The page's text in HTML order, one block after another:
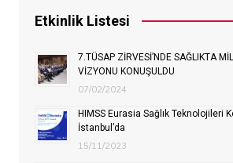
Etkinlik Listesi
7.TÜSAP ZİRVESİ’NDE SAĞLIKTA
VİZYONU KONUŞULDU
07/02/2024
HIMSS Eurasia Sağlık Teknolojileri
İstanbul’da
15/11/2023